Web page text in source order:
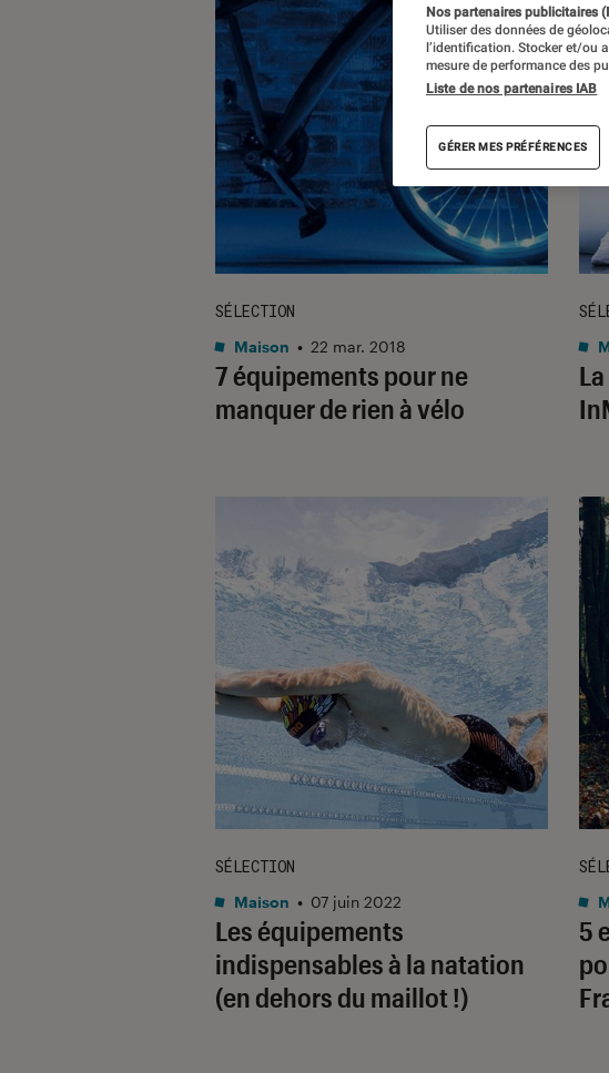
7 équipements pour ne
manquer de rien à vélo
SÉLECTION
Maison • 22 mar. 2018
Les équipements
indispensables à la natation
(en dehors du maillot !)
SÉLECTION
Maison • 07 juin 2022
5
Nos partenaires publicitaires
Utiliser des données de
l’identification. Stocker et/ou
mesure de performance des
Liste de nos partenaires IAB
GÉRER MES PRÉFÉRENCES